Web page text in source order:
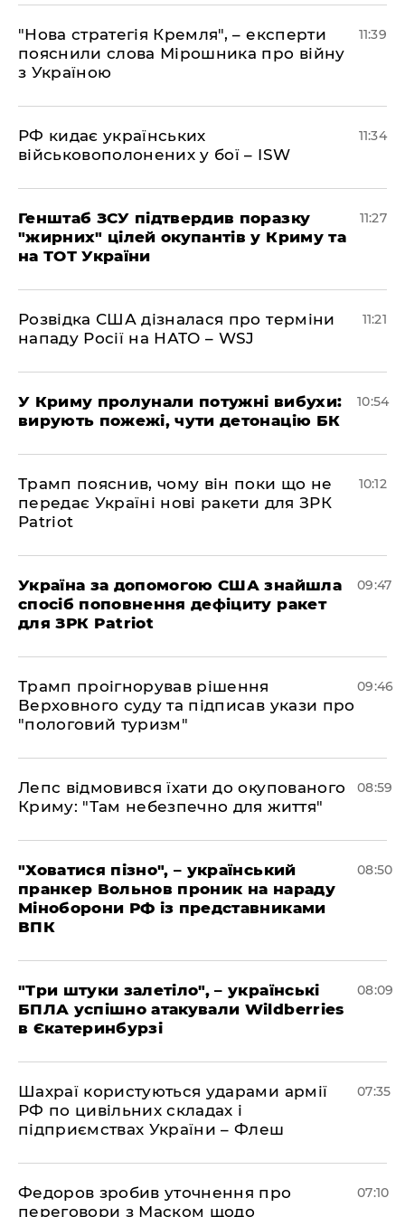
"Нова стратегія Кремля", – експерти
пояснили слова Мірошника про війну
з Україною
11:39
РФ кидає українських
військовополонених у бої – ISW
11:34
Генштаб ЗСУ підтвердив поразку
"жирних" цілей окупантів у Криму та
на ТОТ України
11:27
Розвідка США дізналася про терміни
нападу Росії на НАТО – WSJ
11:21
У Криму пролунали потужні вибухи:
вирують пожежі, чути детонацію БК
10:54
Трамп пояснив, чому він поки що не
передає Україні нові ракети для ЗРК
Patriot
10:12
Україна за допомогою США знайшла
спосіб поповнення дефіциту ракет
для ЗРК Patriot
09:47
Трамп проігнорував рішення
Верховного суду та підписав укази про
"пологовий туризм"
09:46
Лепс відмовився їхати до окупованого
Криму: "Там небезпечно для життя"
08:59
"Ховатися пізно", – український
пранкер Вольнов проник на нараду
Міноборони РФ із представниками
ВПК
08:50
"Три штуки залетіло", – українські
БПЛА успішно атакували Wildberries
в Єкатеринбурзі
08:09
Шахраї користуються ударами армії
РФ по цивільних складах і
підприємствах України – Флеш
07:35
Федоров зробив уточнення про
переговори з Маском щодо
07:10